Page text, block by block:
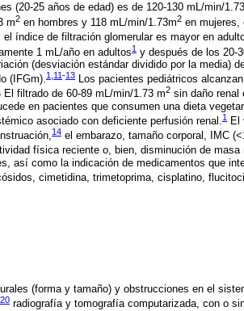
(20-25 años de edad) es de 120-130 mL/min/
m2 en hombres y 118 mL/min/1.73m2 en mujeres,
índice de filtración glomerular es mayor en
1 mL/año en adultos1 y después de los 20-
(desviación estándar dividido por la media)
(IFGm).1 11-13 Los pacientes pediátricos
El filtrado de 60-89 mL/min/1.73 m2 sin daño renal
en pacientes que consumen una dieta
asociado con deficiente perfusión renal.1
El
14 el embarazo, tamaño corporal, IMC
física reciente o, bien, disminución de masa
así como la indicación de medicamentos que
cimetidina, trimetoprima, cisplatino,
(forma y tamaño) y obstrucciones en el
20 radiografía y tomografía computarizada, con o